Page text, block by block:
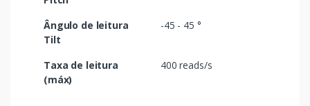
Ângulo de leitura
Tilt
-45 - 45 °
Taxa de leitura
(máx)
400 reads/s